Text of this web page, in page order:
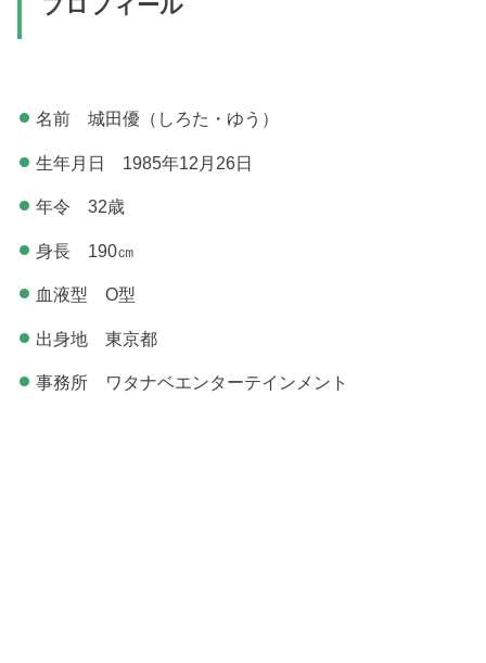
名前 城田優（しろた・ゆう）
生年月日 1985年12月26日
年令 32歳
身長 190㎝
血液型 O型
出身地 東京都
事務所 ワタナベエンターテインメント